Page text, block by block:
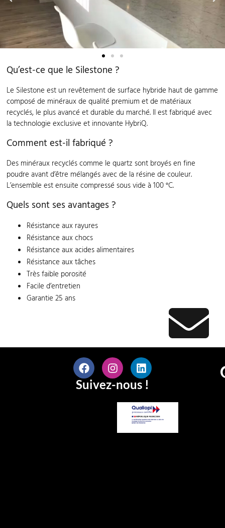
Qu’est-ce que le Silestone ?
Le Silestone est un revêtement de surface hybride haut de gamme
composé de minéraux de qualité premium et de matériaux
recyclés, le plus avancé et durable du marché. Il est fabriqué avec
la technologie exclusive et innovante HybriQ.
Comment est-il fabriqué ?
Des minéraux recyclés comme le quartz sont broyés en fine
poudre avant d’être mélangés avec de la résine de couleur.
L’ensemble est ensuite compressé sous vide à 100 °C.
Quels sont ses avantages ?
Résistance aux rayures
Résistance aux chocs
Résistance aux acides alimentaires
Résistance aux tâches
Très faible porosité
Facile d’entretien
Garantie 25 ans
Suivez-nous !